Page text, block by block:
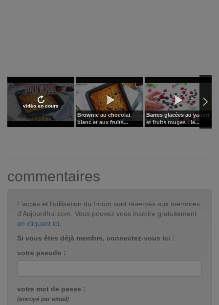
vidéo en cours
Brownie au chocolat
blanc et aux fruits...
Barres glacées au yaourt
et fruits rouges : le...
commentaires
L’accès et l’utilisation du forum sont réservés aux membres
d'Aujourdhui.com. Vous pouvez vous inscrire gratuitement
en cliquant ici.
Si vous êtes déjà membre, connectez-vous ici :
votre pseudo :
votre mot de passe :
(envoyé par email)